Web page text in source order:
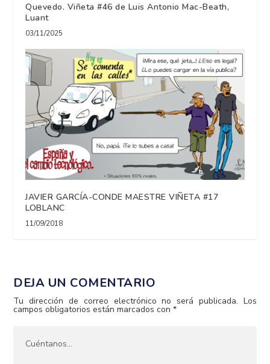
Quevedo. Viñeta #46 de Luis Antonio Mac-Beath,
Luant
03/11/2025
JAVIER GARCÍA-CONDE MAESTRE VIÑETA #17
LOBLANC
11/09/2018
DEJA UN COMENTARIO
Tu dirección de correo electrónico no será publicada. Los
campos obligatorios están marcados con*